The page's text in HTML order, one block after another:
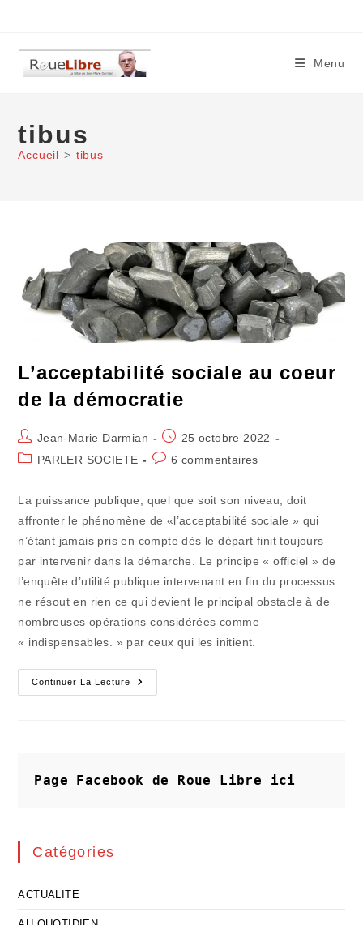
content
Menu
tibus
Accueil > tibus
L’acceptabilité sociale au coeur
de la démocratie
Auteur/autrice
de
Jean-Marie Darmian
Publication
publiée :
25 octobre 2022
PostPARLER SOCIETE
Commentaires
publication :
6 commentaires
La puissance publique, quel que soit son niveau, doit
affronter le phénomène de «l’acceptabilité sociale » qui
n’étant jamais pris en compte dès le départ finit toujours
par intervenir dans la démarche. Le principe « officiel » de
l’enquête d’utilité publique intervenant en fin du processus
ne résout en rien ce qui devient le principal obstacle à de
nombreuses opérations considérées comme
« indispensables. » par ceux qui les initient.
Continuer La Lecture
L’acceptabilité
Sociale
Page Facebook de Roue Libre ici
Catégories
ACTUALITE